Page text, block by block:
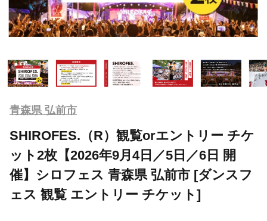
青森県 弘前市
SHIROFES.（R）観覧orエントリー チケ
ット2枚【2026年9月4日／5日／6日 開
催】シロフェス 青森県 弘前市 [ダンスフ
ェス 観覧 エントリー チケット]